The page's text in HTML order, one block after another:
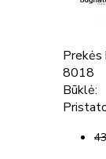
Prekės
8018
Būklė: